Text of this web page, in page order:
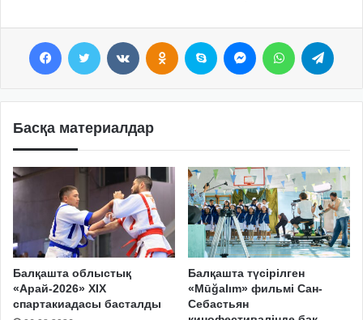
Басқа материалдар
Балқашта облыстық
«Арай-2026» XIX
спартакиадасы басталды
Балқашта түсірілген
«Mūğalım» фильмі Сан-
Себастьян